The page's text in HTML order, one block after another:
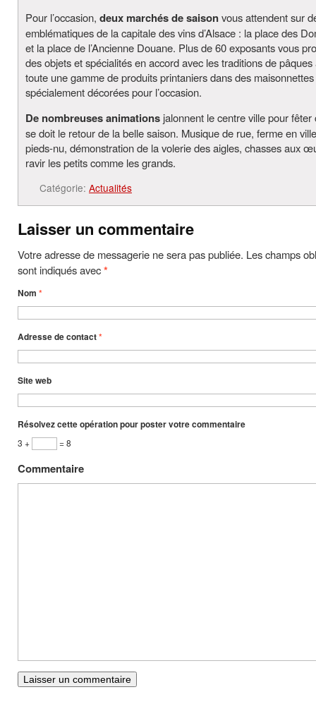
Pour l’occasion, deux marchés de saisonvous attendent sur
emblématiques de la capitale des vins d’Alsace : la place des
et la place de l’Ancienne Douane. Plus de 60 exposants vous
des objets et spécialités en accord avec les traditions de pâques
toute une gamme de produits printaniers dans des maisonnettes
spécialement décorées pour l’occasion.
De nombreuses animations jalonnent le centre ville pour fêter
se doit le retour de la belle saison. Musique de rue, ferme en
pieds-nu, démonstration de la volerie des aigles, chasses aux
ravir les petits comme les grands.
Catégorie: Actualités
Laisser un commentaire
Votre adresse de messagerie ne sera pas publiée. Les champs
sont indiqués avec*
Nom *
Adresse de contact*
Site web
Résolvez cette opération pour poster votre commentaire
3 + = 8
Commentaire